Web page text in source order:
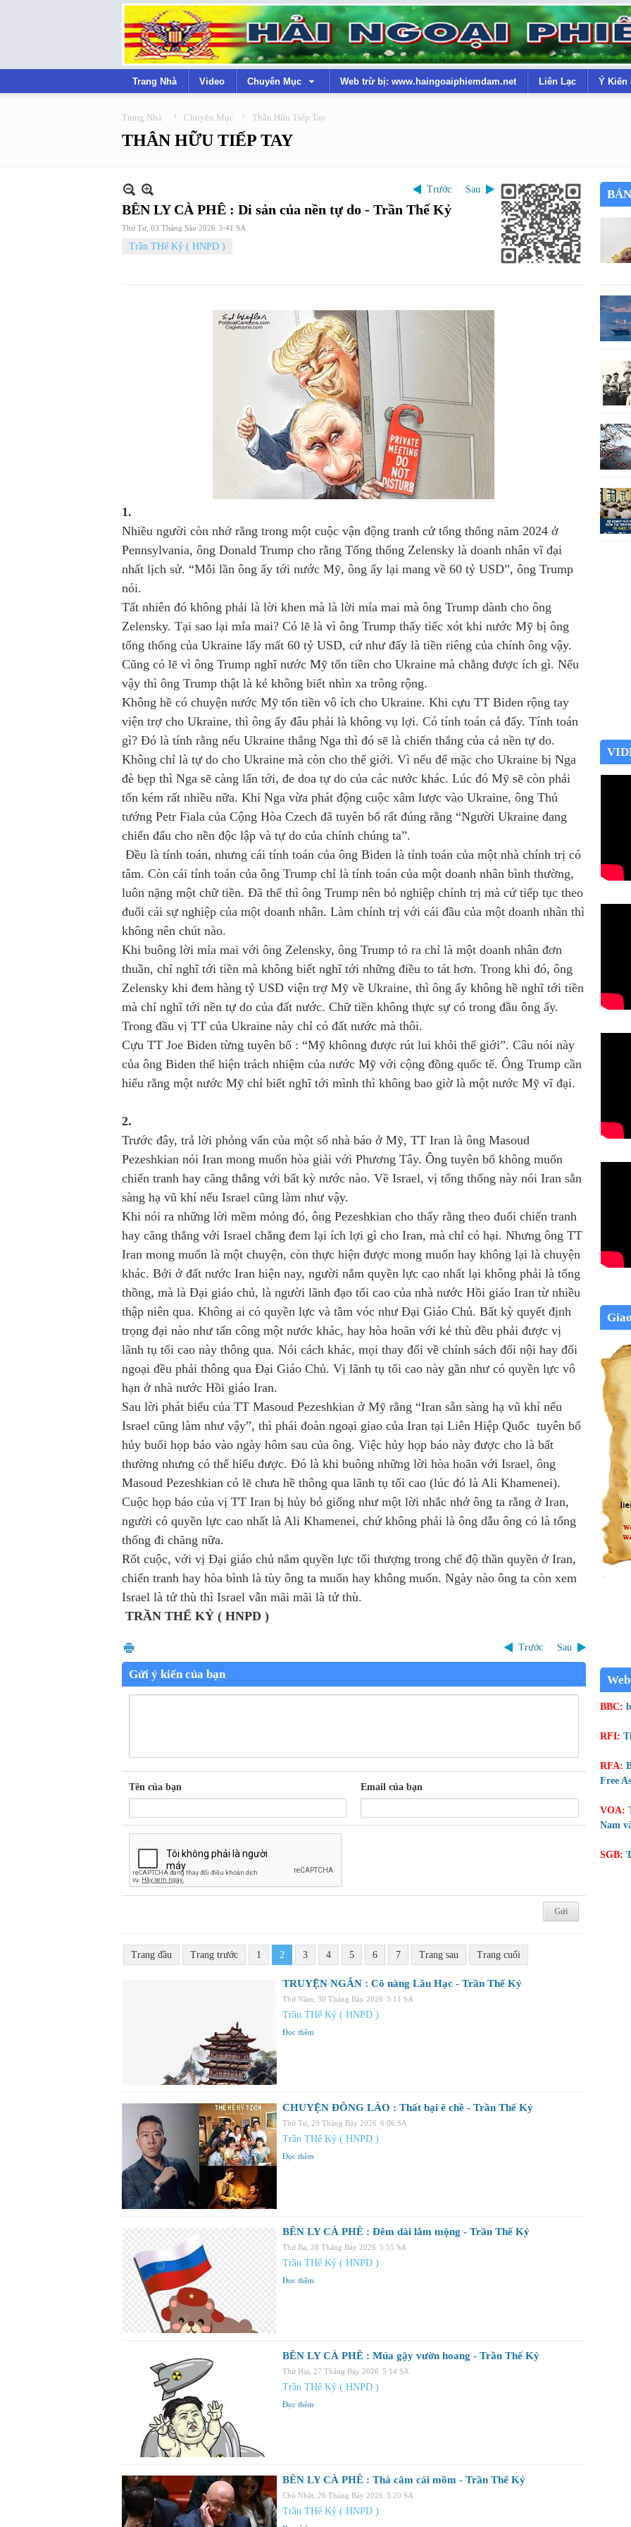
Trang Nhà Video Chuyên Mục Web trừ bị: www.haingoaiphiemdam.net Liên Lạc Ý Kiến
Trang Nhà › Chuyên Mục › Thân Hữu Tiếp Tay
THÂN HỮU TIẾP TAY
Trước Sau
BÊN LY CÀ PHÊ : Di sản của nền tự do - Trần Thế Kỷ
Thứ Tư, 03 Tháng Sáu 2026 5:41 SA
Trần THế Kỷ ( HNPD )
1.
Nhiều người còn nhớ rằng trong một cuộc vận động tranh cử tổng thống năm 2024 ở
Pennsylvania, ông Donald Trump cho rằng Tổng thống Zelensky là doanh nhân vĩ đại
nhất lịch sử. “Mỗi lần ông ấy tới nước Mỹ, ông ấy lại mang về 60 tỷ USD”, ông Trump
nói.
Tất nhiên đó không phải là lời khen mà là lời mỉa mai mà ông Trump dành cho ông
Zelensky. Tại sao lại mỉa mai? Có lẽ là vì ông Trump thấy tiếc xót khi nước Mỹ bị ông
tổng thống của Ukraine lấy mất 60 tỷ USD, cứ như đấy là tiền riêng của chính ông vậy.
Cũng có lẽ vì ông Trump nghĩ nước Mỹ tốn tiền cho Ukraine mà chẳng được ích gì. Nếu
vậy thì ông Trump thật là kẻ không biết nhìn xa trông rộng.
Không hề có chuyện nước Mỹ tốn tiền vô ích cho Ukraine. Khi cựu TT Biden rộng tay
viện trợ cho Ukraine, thì ông ấy đâu phải là không vụ lợi. Có tính toán cả đấy. Tính toán
gì? Đó là tính rằng nếu Ukraine thắng Nga thì đó sẽ là chiến thắng của cả nền tự do.
Không chỉ là tự do cho Ukraine mà còn cho thế giới. Vì nếu để mặc cho Ukraine bị Nga
đè bẹp thì Nga sẽ càng lấn tới, đe doa tự do của các nước khác. Lúc đó Mỹ sẽ còn phải
tốn kém rất nhiều nữa. Khi Nga vừa phát động cuộc xâm lược vào Ukraine, ông Thủ
tướng Petr Fiala của Cộng Hòa Czech đã tuyên bố rất đúng rằng “Người Ukraine đang
chiến đấu cho nền độc lập và tự do của chính chúng ta”.
Đều là tính toán, nhưng cái tính toán của ông Biden là tính toán của một nhà chính trị có
tâm. Còn cái tính toán của ông Trump chỉ là tính toán của một doanh nhân bình thường,
luôn nặng một chữ tiền. Đã thế thì ông Trump nên bỏ nghiệp chính trị mà cứ tiếp tục theo
đuổi cái sự nghiệp của một doanh nhân. Làm chính trị với cái đầu của một doanh nhân thì
không nên chút nào.
Khi buông lời mỉa mai với ông Zelensky, ông Trump tỏ ra chỉ là một doanh nhân đơn
thuần, chỉ nghĩ tới tiền mà không biết nghĩ tới những điều to tát hơn. Trong khi đó, ông
Zelensky khi đem hàng tỷ USD viện trợ Mỹ về Ukraine, thì ông ấy không hề nghĩ tới tiền
mà chỉ nghĩ tới nền tự do của đất nước. Chữ tiền không thực sự có trong đầu ông ấy.
Trong đầu vị TT của Ukraine này chỉ có đất nước mà thôi.
Cựu TT Joe Biden từng tuyên bố : “Mỹ khônng được rút lui khỏi thế giới”. Câu nói này
của ông Biden thể hiện trách nhiệm của nước Mỹ với cộng đồng quốc tế. Ông Trump cần
hiểu rằng một nước Mỹ chỉ biết nghĩ tới mình thì không bao giờ là một nước Mỹ vĩ đại.
2.
Trước đây, trả lời phỏng vấn của một số nhà báo ở Mỹ, TT Iran là ông Masoud
Pezeshkian nói Iran mong muốn hòa giải với Phương Tây. Ông tuyên bố không muốn
chiến tranh hay căng thẳng với bất kỳ nước nào. Về Israel, vị tổng thống này nói Iran sẵn
sàng hạ vũ khí nếu Israel cũng làm như vậy.
Khi nói ra những lời mềm mỏng đó, ông Pezeshkian cho thấy rằng theo đuổi chiến tranh
hay căng thẳng với Israel chẳng đem lại ích lợi gì cho Iran, mà chỉ có hại. Nhưng ông TT
Iran mong muốn là một chuyện, còn thực hiện được mong muốn hay không lại là chuyện
khác. Bởi ở đất nước Iran hiện nay, người nắm quyền lực cao nhất lại không phải là tổng
thồng, mà là Đại giáo chủ, là người lãnh đạo tối cao của nhà nước Hồi giáo Iran từ nhiều
thập niên qua. Không ai có quyền lực và tầm vóc như Đại Giáo Chủ. Bất kỳ quyết định
trọng đại nào như tấn công một nước khác, hay hòa hoãn với kẻ thù đều phải được vị
lãnh tụ tối cao này thông qua. Nói cách khác, mọi thay đổi về chính sách đối nội hay đối
ngoại đều phải thông qua Đại Giáo Chủ. Vị lãnh tụ tối cao này gần như có quyền lực vô
hạn ở nhà nước Hồi giáo Iran.
Sau lời phát biểu của TT Masoud Pezeshkian ở Mỹ rằng “Iran sẵn sàng hạ vũ khí nếu
Israel cũng làm như vậy”, thì phái đoàn ngoại giao của Iran tại Liên Hiệp Quốc tuyên bố
hủy buổi họp báo vào ngày hôm sau của ông. Việc hủy họp báo này được cho là bất
thường nhưng có thể hiểu được. Đó là khi buông những lời hòa hoãn với Israel, ông
Masoud Pezeshkian có lẽ chưa hề thông qua lãnh tụ tối cao (lúc đó là Ali Khamenei).
Cuộc họp báo của vị TT Iran bị hủy bỏ giống như một lời nhắc nhở ông ta rằng ở Iran,
người có quyền lực cao nhất là Ali Khamenei, chứ không phải là ông dẫu ông có là tổng
thống đi chăng nữa.
Rốt cuộc, với vị Đại giáo chủ nắm quyền lực tối thượng trong chế độ thần quyền ở Iran,
chiến tranh hay hòa bình là tùy ông ta muốn hay không muốn. Ngày nào ông ta còn xem
Israel là tử thù thì Israel vẫn mãi mãi là tử thù.
TRẦN THẾ KỶ ( HNPD )
Trước Sau
Gửi ý kiến của bạn
Tên của bạn Email của bạn
Trang đầu Trang trước 1 2 3 4 5 6 7 Trang sau Trang cuối
TRUYỆN NGẮN : Cô nàng Lầu Hạc - Trần Thế Kỷ
Thứ Năm, 30 Tháng Bảy 2026 5:11 SA
Trần THế Kỷ ( HNPD )
Đọc thêm
CHUYỆN ĐÔNG LÀO : Thất bại ê chề - Trần Thế Kỷ
Thứ Tư, 29 Tháng Bảy 2026 6:06 SA
Trần THế Kỷ ( HNPD )
Đọc thêm
BÊN LY CÀ PHÊ : Đêm dài lắm mộng - Trần Thế Kỷ
Thứ Ba, 28 Tháng Bảy 2026 5:55 SA
Trần THế Kỷ ( HNPD )
Đọc thêm
BÊN LY CÀ PHÊ : Múa gậy vườn hoang - Trần Thế Kỷ
Thứ Hai, 27 Tháng Bảy 2026 5:14 SA
Trần THế Kỷ ( HNPD )
Đọc thêm
BÊN LY CÀ PHÊ : Thà câm cái mồm - Trần Thế Kỷ
Chủ Nhật, 26 Tháng Bảy 2026 5:20 SA
Trần THế Kỷ ( HNPD )
BBC:
RFI:
RFA:
Free
VOA:
Nam
SGB: